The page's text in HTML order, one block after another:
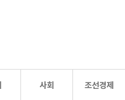
사회 조선경제